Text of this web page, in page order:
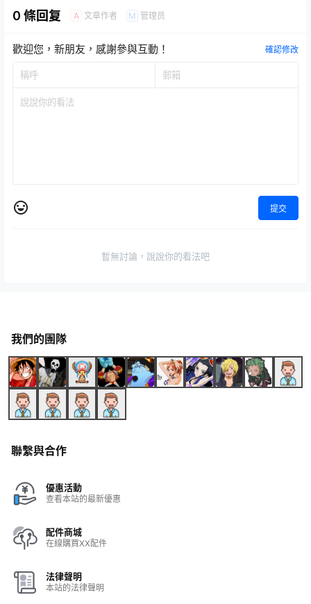
0 條回复 A 文章作者 M 管理员
歡迎您，新朋友，感謝參與互動！ 確認修改
提交
暫無討論，說說你的看法吧
我們的團隊
聯繫與合作
優惠活動
查看本站的最新優惠
配件商城
在線購買XX配件
法律聲明
本站的法律聲明